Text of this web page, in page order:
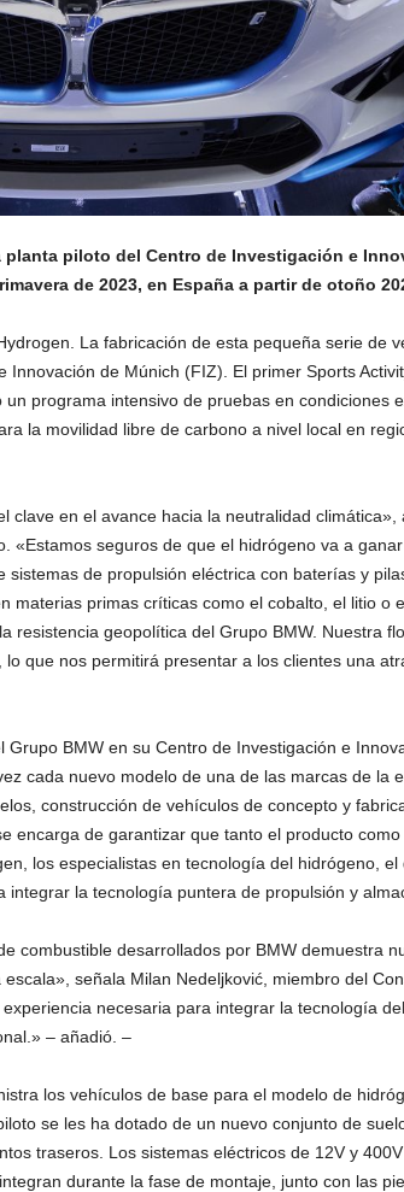
piloto del Centro de Investigación e
de 2023, en España a partir de otoño
La fabricación de esta pequeña serie de
de Múnich (FIZ). El primer Sports
programa intensivo de pruebas en condiciones
la movilidad libre de carbono a nivel local en
en el avance hacia la neutralidad
«Estamos seguros de que el hidrógeno va a
de propulsión eléctrica con baterías y
materias primas críticas como el cobalto, el litio o
geopolítica del Grupo BMW. Nuestra
que nos permitirá presentar a los clientes una
BMW en su Centro de Investigación e
cada nuevo modelo de una de las marcas de la
construcción de vehículos de concepto y
encarga de garantizar que tanto el producto
los especialistas en tecnología del hidrógeno,
la tecnología puntera de propulsión y
combustible desarrollados por BMW demuestra
señala Milan Nedeljković, miembro del
necesaria para integrar la tecnología
– añadió. –
los vehículos de base para el modelo de
se les ha dotado de un nuevo conjunto de
traseros. Los sistemas eléctricos de 12V y
durante la fase de montaje, junto con las